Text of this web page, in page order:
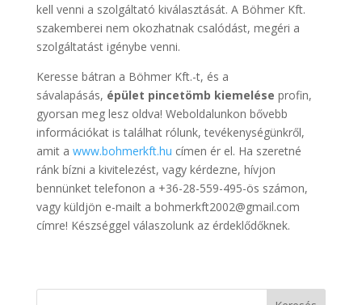
kell venni a szolgáltató kiválasztását. A Böhmer Kft.
szakemberei nem okozhatnak csalódást, megéri a
szolgáltatást igénybe venni.
Keresse bátran a Böhmer Kft.-t, és a
sávalapásás, épület pincetömb kiemelése profin,
gyorsan meg lesz oldva! Weboldalunkon bővebb
információkat is találhat rólunk, tevékenységünkről,
amit a www.bohmerkft.hu címen ér el. Ha szeretné
ránk bízni a kivitelezést, vagy kérdezne, hívjon
bennünket telefonon a +36-28-559-495-ös számon,
vagy küldjön e-mailt a bohmerkft2002@gmail.com
címre! Készséggel válaszolunk az érdeklődőknek.